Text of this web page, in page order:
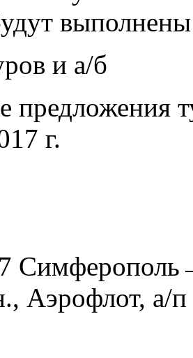
и а/б
предложения
г.
Аэрофлот, а/